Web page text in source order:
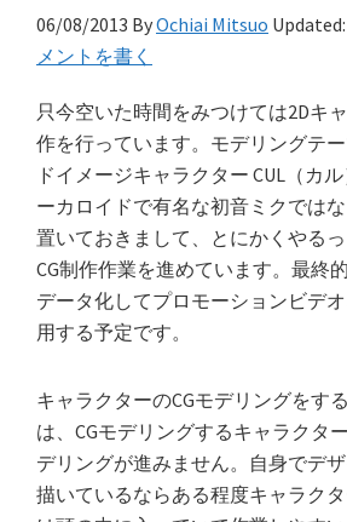
06/08/2013 ByOchiai Mitsuo Updated:
メントを書く
只今空いた時間をみつけては2Dキ
作を行っています。モデリングテ
ドイメージキャラクター CUL（カ
ーカロイドで有名な初音ミクでは
置いておきまして、とにかくやる
CG制作作業を進めています。最終
データ化してプロモーションビデ
用する予定です。
キャラクターのCGモデリングをす
は、CGモデリングするキャラクタ
デリングが進みません。自身でデ
描いているならある程度キャラク